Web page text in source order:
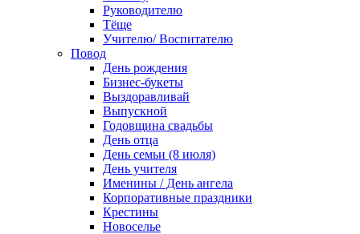
Руководителю
Тёще
Учителю/ Воспитателю
Повод
День рождения
Бизнес-букеты
Выздоравливай
Выпускной
Годовщина свадьбы
День отца
День семьи (8 июля)
День учителя
Именины / День ангела
Корпоративные праздники
Крестины
Новоселье